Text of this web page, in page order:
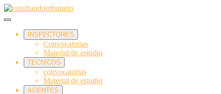
INSPECTORES
Convocatorias
Material de estudio
TECNICOS
convocatorias
Material de estudio
AGENTES